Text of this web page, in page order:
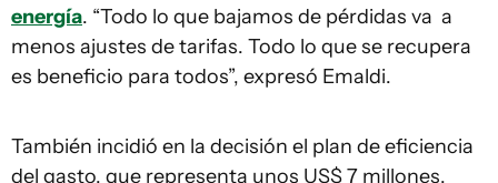
energía. “Todo lo que bajamos de pérdidas va a
menos ajustes de tarifas. Todo lo que se recupera
es beneficio para todos”, expresó Emaldi.
También incidió en la decisión el plan de eficiencia
del gasto, que representa unos US$ 7 millones,